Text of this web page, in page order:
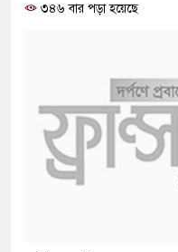
৩৪৬ বার পড়া হয়েছে